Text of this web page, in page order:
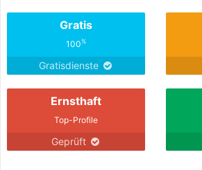
Gratis
100%
Gratisdienste
Ernsthaft
Top-Profile
Geprüft